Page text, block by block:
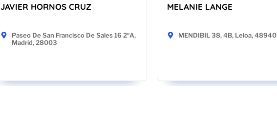
JAVIER HORNOS CRUZ
Paseo De San Francisco De Sales 16 2ºA,
Madrid, 28003
MELANIE LANGE
MENDIBIL 38, 4B, Leioa, 48940